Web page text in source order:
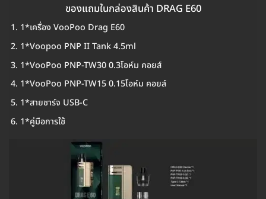
ของแถมในกล่องสินค้า DRAG E60
1*เครื่อง VooPoo Drag E60
1*Voopoo PNP II Tank 4.5ml
1*VooPoo PNP-TW30 0.3โอห์ม คอยส์
1*VooPoo PNP-TW15 0.15โอห์ม คอยล์
1*สายชาร์จ USB-C
1*คู่มือการใช้